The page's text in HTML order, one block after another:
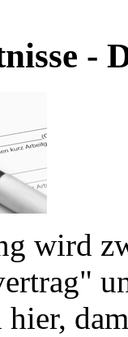
-
wird